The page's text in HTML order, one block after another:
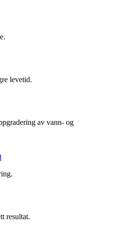
levetid.
av vann- og
resultat.